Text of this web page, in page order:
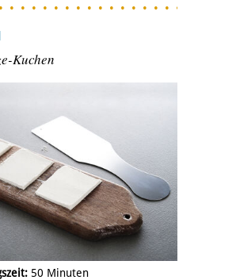
Kuchen
50 Minuten